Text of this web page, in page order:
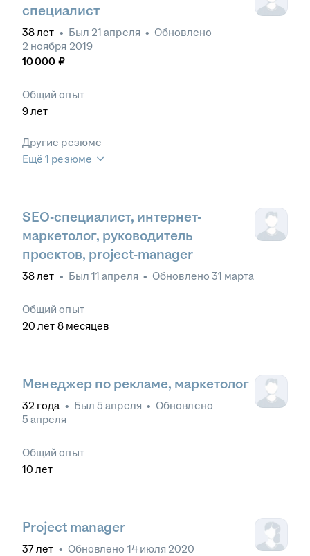
специалист
38лет • Был 21 апреля • Обновлено
2 ноября 2019
10 000 ₽
Общий опыт
9лет
Другие резюме
Ещё 1 резюме
SEO-специалист, интернет-
маркетолог, руководитель
проектов, project-manager
38лет • Был 11 апреля • Обновлено 31 марта
Общий опыт
20 лет 8 месяцев
Менеджер по рекламе, маркетолог
32 года • Был 5 апреля • Обновлено
5 апреля
Общий опыт
10 лет
Project manager
37лет • Обновлено 14 июля 2020